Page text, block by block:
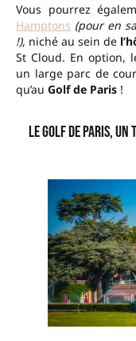
Vous pourrez
Hamptons (pour en
!), niché au sein de
St Cloud. En option,
un large parc de
qu’au Golf de Paris !
Le Golf de Paris,